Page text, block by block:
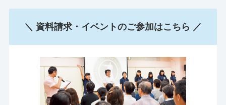
＼ 資料請求・イベントのご参加はこちら ／